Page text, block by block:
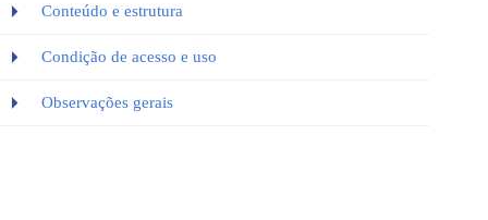
Conteúdo e estrutura
Condição de acesso e uso
Observações gerais